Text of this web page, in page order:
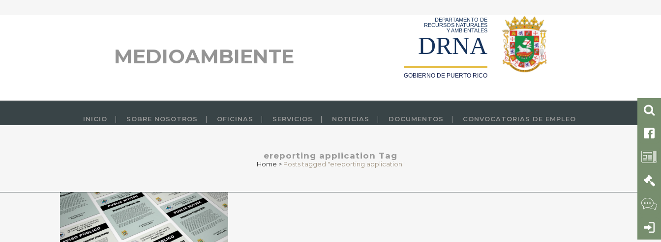
MEDIOAMBIENTE
DEPARTAMENTO DE
RECURSOS NATURALES
Y AMBIENTALES
DRNA
GOBIERNO DE PUERTO RICO
INICIO SOBRE NOSOTROS OFICINAS SERVICIOS NOTICIAS DOCUMENTOS CONVOCATORIAS DE EMPLEO
ereporting application Tag
Home > Posts tagged "ereporting application"